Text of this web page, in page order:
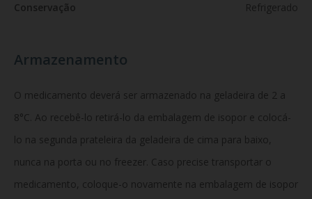
Conservação Refrigerado
Armazenamento
O medicamento deverá ser armazenado na geladeira de 2 a
8°C. Ao recebê-lo retirá-lo da embalagem de isopor e colocá-
lo na segunda prateleira da geladeira de cima para baixo,
nunca na porta ou no freezer. Caso precise transportar o
medicamento, coloque-o novamente na embalagem de isopor